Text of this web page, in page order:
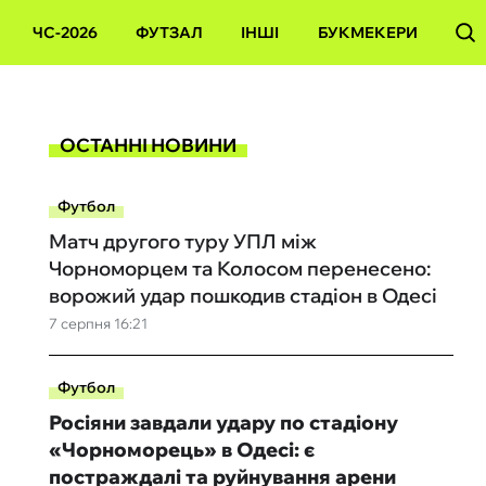
ЧС-2026 ФУТЗАЛ ІНШІ БУКМЕКЕРИ
ОСТАННІ НОВИНИ
Футбол
7 серпня 16:21
Матч другого туру УПЛ між
Чорноморцем та Колосом перенесено:
ворожий удар пошкодив стадіон в Одесі
Футбол
Росіяни завдали удару по стадіону
«Чорноморець» в Одесі: є
постраждалі та руйнування арени